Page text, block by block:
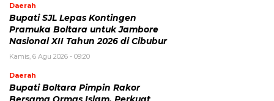
Daerah
Bupati SJL Lepas Kontingen
Pramuka Boltara untuk Jambore
Nasional XII Tahun 2026 di Cibubur
Kamis, 6 Agu 2026 - 09:20
Daerah
Bupati Boltara Pimpin Rakor